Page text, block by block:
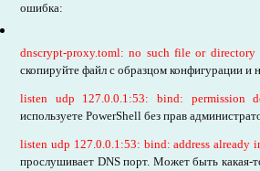
ошибка:
dnscrypt-proxy.toml: no such file or directory
скопируйте файл с образцом конфигурации
listen udp 127.0.0.1:53: bind: permission
используете PowerShell без прав
listen udp 127.0.0.1:53: bind: address already
прослушивает DNS порт. Может быть